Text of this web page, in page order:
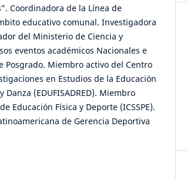
Coordinadora de la Línea de
educativo comunal. Investigadora
del Ministerio de Ciencia y
eventos académicos Nacionales e
Posgrado. Miembro activo del Centro
en Estudios de la Educación
(EDUFISADRED). Miembro
Educación Física y Deporte (ICSSPE).
de Gerencia Deportiva